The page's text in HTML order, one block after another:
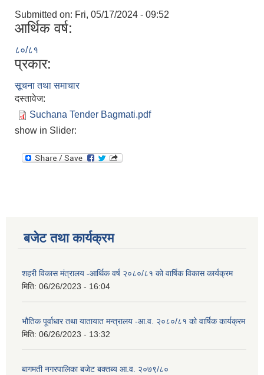
Submitted on: Fri, 05/17/2024 - 09:52
आर्थिक वर्ष:
८०/८१
प्रकार:
सूचना तथा समाचार
दस्तावेज:
Suchana Tender Bagmati.pdf
show in Slider:
बजेट तथा कार्यक्रम
शहरी विकास मंत्रालय -आर्थिक वर्ष २०८०/८१ को वार्षिक विकास कार्यक्रम
मिति: 06/26/2023 - 16:04
भौतिक पूर्वाधार तथा यातायात मन्त्रालय -आ.व. २०८०/८१ को वार्षिक कार्यक्रम
मिति: 06/26/2023 - 13:32
बागमती नगरपालिका बजेट बक्तब्य आ.व. २०७९/८०